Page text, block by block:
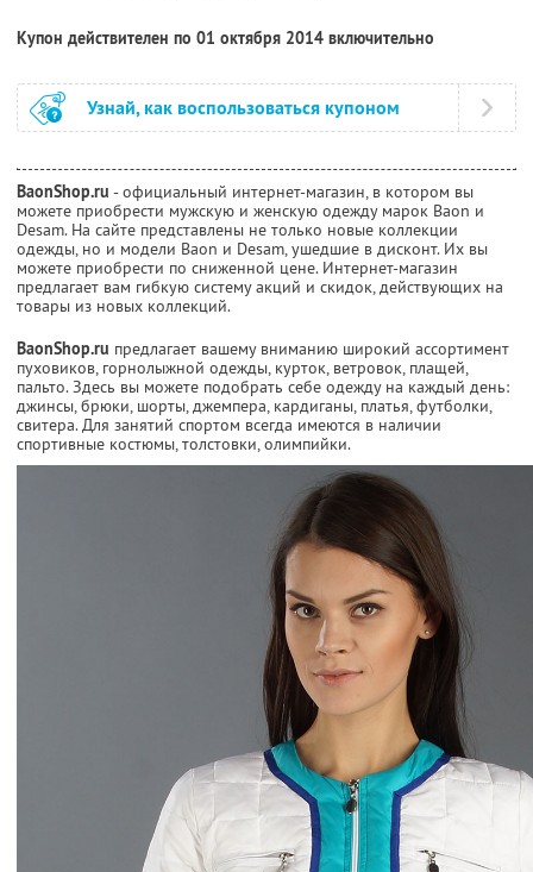
Купон действителен по 01 октября 2014 включительно
Узнай, как воспользоваться купоном
BaonShop.ru - официальный интернет-магазин, в котором вы
можете приобрести мужскую и женскую одежду марок Baon и
Desam. На сайте представлены не только новые коллекции
одежды, но и модели Baon и Desam, ушедшие в дисконт. Их вы
можете приобрести по сниженной цене. Интернет-магазин
предлагает вам гибкую систему акций и скидок, действующих на
товары из новых коллекций.
BaonShop.ru предлагает вашему вниманию широкий ассортимент
пуховиков, горнолыжной одежды, курток, ветровок, плащей,
пальто. Здесь вы можете подобрать себе одежду на каждый день:
джинсы, брюки, шорты, джемпера, кардиганы, платья, футболки,
свитера. Для занятий спортом всегда имеются в наличии
спортивные костюмы, толстовки, олимпийки.